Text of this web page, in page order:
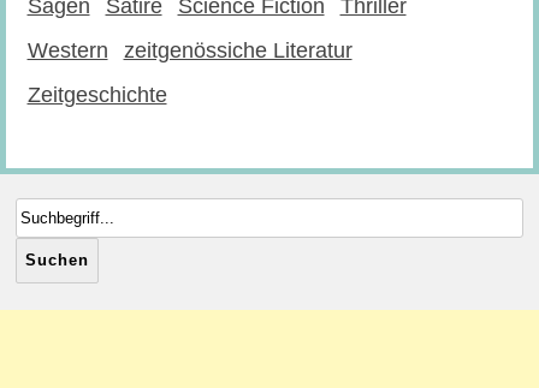
Sagen
Satire Science Fiction
Thriller
Western
zeitgenössiche Literatur
Zeitgeschichte